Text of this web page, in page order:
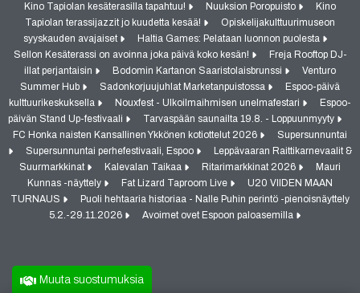
Kino Tapiolan kesäterasilla tapahtuu! Nuuksion Poropuisto
Kino
Tapiolan terassijazzit jo kuudetta kesää!
Opiskelijakulttuurimuseon
syyskauden avajaiset
Haltia Games: Pelataan luonnon puolesta
Sellon Kesäterassi on avoinna joka päivä koko kesän!
Freja Rooftop DJ-
illat perjantaisin
Bodomin Kartanon Saaristolaisbrunssi
Venturo
Summer Hub
Sadonkorjuujuhlat Marketanpuistossa
Espoo-päivä
kulttuurikeskuksella
Nouxfest - Ulkoilmaihmisen unelmafestari
Espoo-
päivän Stand Up-festivaali
Tarvaspään saunailta 19.8. - Loppuunmyyty
FC Honka naisten Kansallinen Ykkönen kotiottelut 2026
Supersunnuntai
Supersunnuntai perhefestivaali, Espoo
Leppävaaran Raittikarnevaalit &
Suurmarkkinat
Kalevalan Taikaa Ritarimarkkinat 2026
Mauri
Kunnas -näyttely
Fat Lizard Taproom Live
U20 VIIDEN MAAN
TURNAUS
Puoli hehtaaria historiaa - Nalle Puhin perintö -pienoisnäyttely
5.2.-29.11.2026
Avoimet ovet Espoon paloasemilla
Muuta suostumuksia